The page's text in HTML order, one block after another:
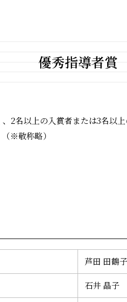
優秀指導者賞
2名以上の入賞者または3名以
※敬称略）
芦田 田鶴子
石井 晶子